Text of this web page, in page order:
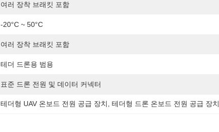
여러 장착 브래킷 포함
-20°C ~ 50°C
여러 장착 브래킷 포함
테더 드론용 범용
표준 드론 전원 및 데이터 커넥터
테더형 UAV 온보드 전원 공급 장치 테더형 드론 온보드 전원 공급 장치